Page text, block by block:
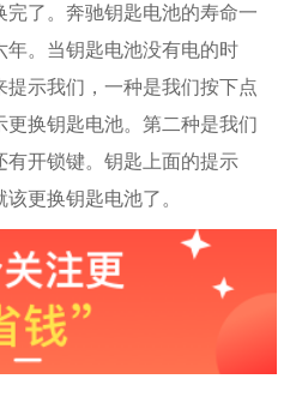
了。奔驰钥匙电池的寿命一
。当钥匙电池没有电的时
示我们，一种是我们按下点
更换钥匙电池。第二种是我们
开锁键。钥匙上面的提示
更换钥匙电池了。